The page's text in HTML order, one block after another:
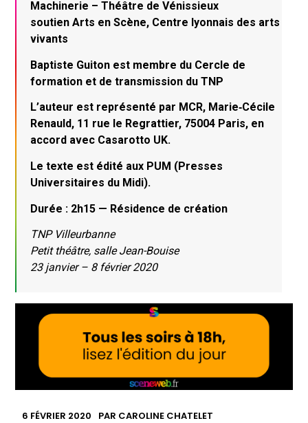
Machinerie – Théâtre de Vénissieux
soutien Arts en Scène, Centre lyonnais des arts
vivants
Baptiste Guiton est membre du Cercle de
formation et de transmission du TNP
L’auteur est représenté par MCR, Marie‑Cécile
Renauld, 11 rue le Regrattier, 75004 Paris, en
accord avec Casarotto UK.
Le texte est édité aux PUM (Presses
Universitaires du Midi).
Durée : 2h15 — Résidence de création
TNP Villeurbanne
Petit théâtre, salle Jean-Bouise
23 janvier – 8 février 2020
6 FÉVRIER 2020 PAR CAROLINE CHATELET